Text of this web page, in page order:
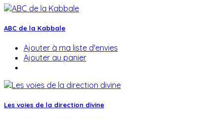
ABC de la Kabbale
Ajouter à ma liste d'envies
Ajouter au panier
Les voies de la direction divine